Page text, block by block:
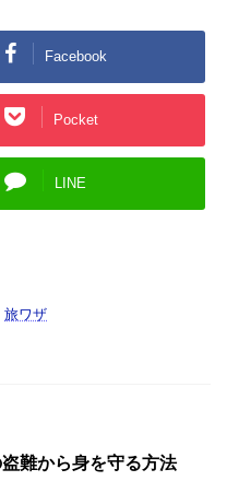
Facebook
Pocket
LINE
旅ワザ
難から身を守る方法